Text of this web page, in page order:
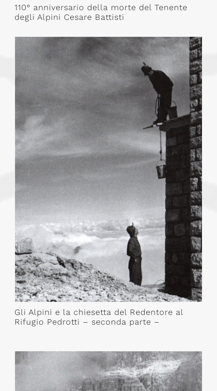
110° anniversario della morte del Tenente
degli Alpini Cesare Battisti
Gli Alpini e la chiesetta del Redentore al
Rifugio Pedrotti – seconda parte –